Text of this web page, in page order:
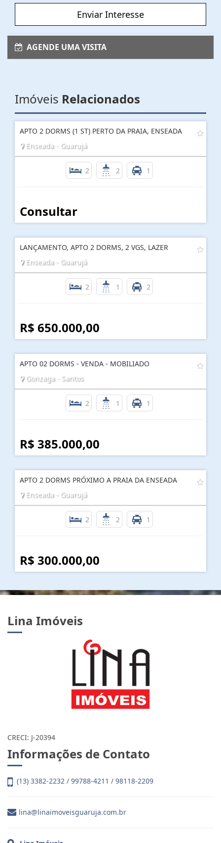
Enviar Interesse
AGENDE UMA VISITA
Imóveis Relacionados
APTO 2 DORMS (1 ST) PERTO DA PRAIA, ENSEADA
Enseada - Guarujá
2 2 1
Consultar
LANÇAMENTO, APTO 2 DORMS, 2 VGS, LAZER
Enseada - Guarujá
2 1 2
R$ 650.000,00
APTO 02 DORMS - VENDA - MOBILIADO
Gonzaga - Santos
2 1 1
R$ 385.000,00
APTO 2 DORMS PRÓXIMO A PRAIA DA ENSEADA
Enseada - Guarujá
2 2 1
R$ 300.000,00
Lina Imóveis
CRECI: J-20394
Informações de Contato
(13) 3382-2232 / 99788-4211 / 98118-2209
lina@linaimoveisguaruja.com.br